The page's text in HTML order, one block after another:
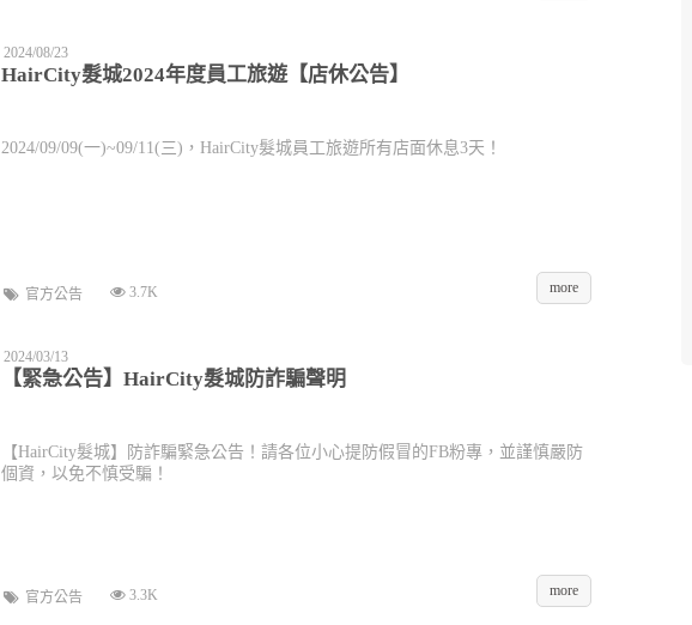
2024/08/23
HairCity髮城2024年度員工旅遊【店休公告】
2024/09/09(一)~09/11(三)，HairCity髮城員工旅遊所有店面休息3天！
官方公告 3.7K more
2024/03/13
【緊急公告】HairCity髮城防詐騙聲明
【HairCity髮城】防詐騙緊急公告！請各位小心提防假冒的FB粉專，並謹慎嚴防
個資，以免不慎受騙！
官方公告 3.3K more